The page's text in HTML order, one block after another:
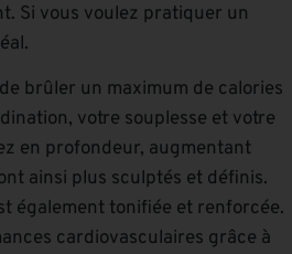
Si vous voulez pratiquer un
brûler un maximum de calories
votre souplesse et votre
en profondeur, augmentant
ainsi plus sculptés et définis.
également tonifiée et renforcée.
cardiovasculaires grâce à